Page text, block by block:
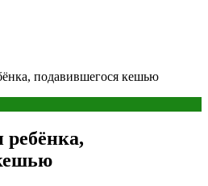
подавившегося кешью